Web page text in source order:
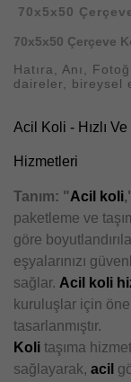
70x5x50
70x5x50 Çerçeve
Hatıra, Anı,
daireler, bireysel
Acil Koli - Hızlı
Hizmetleri
Tanım: "Acil koli
paketleme ve
göre
eşyalarınızı
sağlar. Acil koli
kuruluşlar için
tasarlanmıştır.
Koli taşıma
sağlayarak, acil